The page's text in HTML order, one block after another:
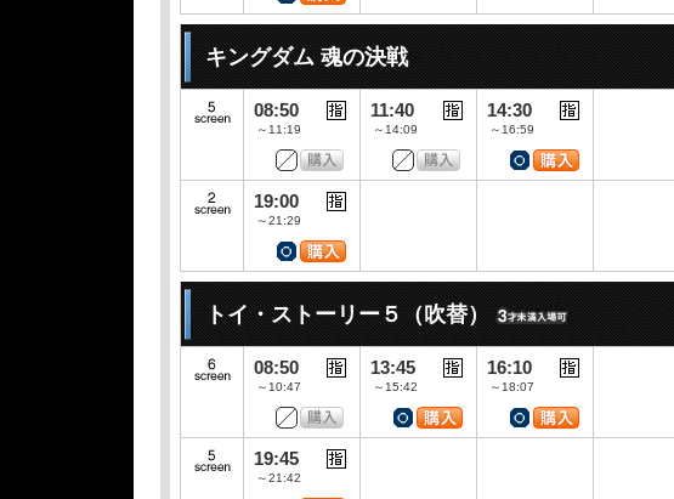
キングダム 魂の決戦
08:50
～11:19
11:40
～14:09
14:30
～16:59
19:00
～21:29
トイ・ストーリー５（吹替）
08:50
～10:47
13:45
～15:42
16:10
～18:07
19:45
～21:42